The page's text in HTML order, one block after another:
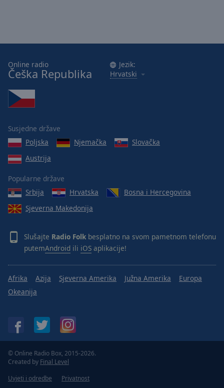
Online radio
Češka Republika
Jezik:
Hrvatski
Susjedne države
Poljska
Njemačka
Slovačka
Austrija
Popularne države
Srbija
Hrvatska
Bosna i Hercegovina
Sjeverna Makedonija
Slušajte Radio Folk besplatno na svom pametnom telefonu
putemAndroid ili iOS aplikacije!
Afrika Azija Sjeverna Amerika Južna Amerika
Europa
Okeanija
© Online Radio Box, 2015-2026.
Created by Final Level
Uvjeti i odredbe
Privatnost